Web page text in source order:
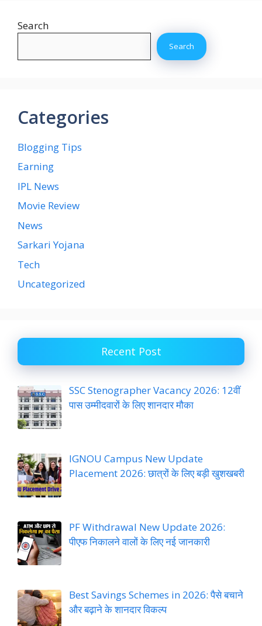
Search
Search
Categories
Blogging Tips
Earning
IPL News
Movie Review
News
Sarkari Yojana
Tech
Uncategorized
Recent Post
SSC Stenographer Vacancy 2026: 12वीं
पास उम्मीदवारों के लिए शानदार मौका
IGNOU Campus New Update
Placement 2026: छात्रों के लिए बड़ी खुशखबरी
PF Withdrawal New Update 2026:
पीएफ निकालने वालों के लिए नई जानकारी
Best Savings Schemes in 2026: पैसे बचाने
और बढ़ाने के शानदार विकल्प